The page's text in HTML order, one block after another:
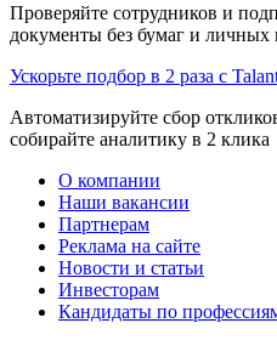
Проверяйте сотрудников и
документы без бумаг и личных
Ускорьте подбор в 2 раза с
Автоматизируйте сбор
собирайте аналитику в 2 клика
О компании
Наши вакансии
Партнерам
Реклама на сайте
Новости и статьи
Инвесторам
Кандидаты по